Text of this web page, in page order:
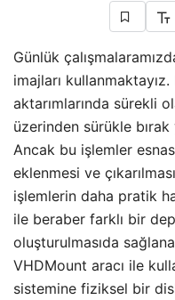
Günlük
imajları
aktarımlarında sürekli
üzerinden sürükle
Ancak bu işlemler
eklenmesi ve
işlemlerin daha pratik
ile beraber farklı bir
oluşturulmasıda
VHDMount aracı ile
sistemine fiziksel bir